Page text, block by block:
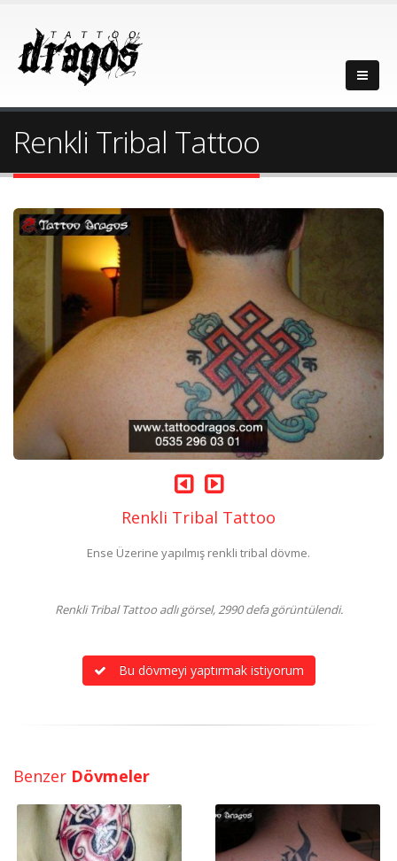
Renkli Tribal Tattoo
Renkli Tribal Tattoo
Ense Üzerine yapılmış renkli tribal dövme.
Renkli Tribal Tattoo adlı görsel, 2990 defa görüntülendi.
Bu dövmeyi yaptırmak istiyorum
Benzer Dövmeler